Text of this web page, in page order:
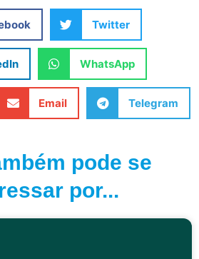
Twitter
WhatsApp
Email Telegram
pode se
por...